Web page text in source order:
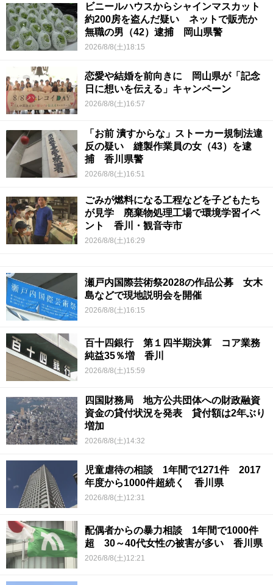
ビニールハウスからシャインマスカット
約200房を盗んだ疑い ネットで販売か
無職の男（42）逮捕 岡山県警
2026/8/8(土)18:15
恋愛や結婚を前向きに 岡山県が「記念
日に想いを伝える」キャンペーン
2026/8/8(土)16:57
「お前 潰すからな」ストーカー規制法違
反の疑い 縫製作業員の女（43）を逮
捕 香川県警
2026/8/8(土)16:51
ごみが燃料になる工程などを子どもたち
が見学 廃棄物処理工場で環境学習イベ
ント 香川・観音寺市
2026/8/8(土)16:29
瀬戸内国際芸術祭2028の作品公募 女木
島などで現地説明会を開催
2026/8/8(土)16:15
百十四銀行 第１四半期決算 コア業務
純益35％増 香川
2026/8/8(土)15:59
四国財務局 地方公共団体への財政融資
資金の貸付状況を発表 貸付額は2年ぶり
増加
2026/8/8(土)14:32
児童虐待の相談 1年間で1271件 2017
年度から1000件超続く 香川県
2026/8/8(土)12:31
配偶者からの暴力相談 1年間で1000件
超 30～40代女性の被害が多い 香川県
2026/8/8(土)12:21